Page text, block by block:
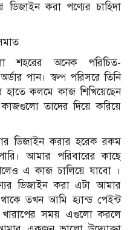
ডিজাইন করা পণ্যের চাহিদা
শহরের অনেক পরিচিত-
পান। স্বল্প পরিসরে তিনি
কলমে কাজ শিখিয়েছেন
কাজগুলো তাদের দিয়ে করিয়ে
ডিজাইন করার হরেক রকম
আমার পরিবারের কাছে
এ কাজ চালিয়ে যাবো ।
ডিজাইন করা এটা আমার
তখন আমি হ্যান্ড পেইন্ট
খারাপের সময় এগুলো করলে